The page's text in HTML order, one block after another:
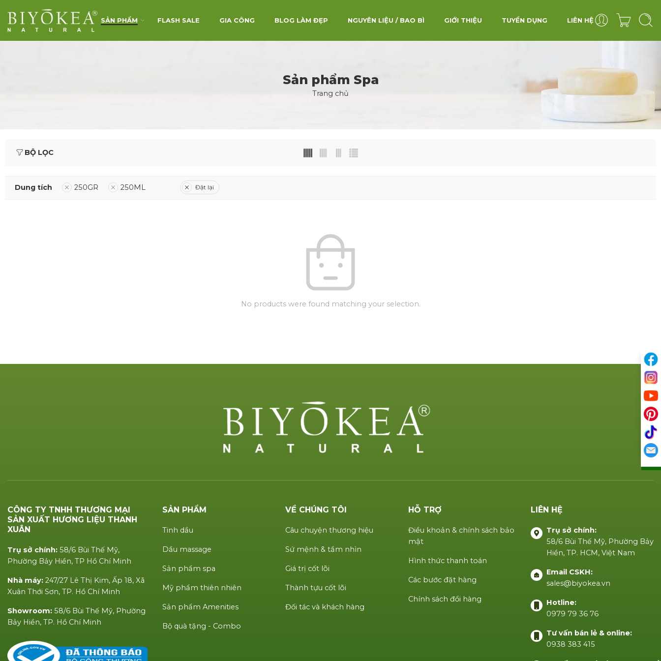
SẢN PHẨM FLASH SALE GIA CÔNG BLOG LÀM ĐẸP NGUYÊN LIỆU / BAO BÌ GIỚI THIỆU TUYỂN DỤNG LIÊN HỆ
Sản phẩm Spa
Trang chủ
BỘ LỌC
Dung tích 250GR 250ML Đặt lại
No products were found matching your selection.
CÔNG TY TNHH THƯƠNG MẠI
SẢN XUẤT HƯƠNG LIỆU THANH
XUÂN
Trụ sở chính: 58/6 Bùi Thế Mỹ,
Phường Bảy Hiền, TP Hồ Chí Minh
Nhà máy: 247/27 Lê Thị Kim, Ấp 18, Xã
Xuân Thới Sơn, TP. Hồ Chí Minh
Showroom: 58/6 Bùi Thế Mỹ, Phường
Bảy Hiền, TP. Hồ Chí Minh
SẢN PHẨM
Tinh dầu
Dầu massage
Sản phẩm spa
Mỹ phẩm thiên nhiên
Sản phẩm Amenities
Bộ quà tặng - Combo
VỀ CHÚNG TÔI
Câu chuyện thương hiệu
Sứ mệnh & tầm nhìn
Giá trị cốt lõi
Thành tựu cốt lõi
Đối tác và khách hàng
HỖ TRỢ
Điều khoản & chính sách bảo
mật
Hình thức thanh toán
Các bước đặt hàng
Chính sách đổi hàng
LIÊN HỆ
Trụ sở chính:
58/6 Bùi Thế Mỹ, Phường Bảy
Hiền, TP. HCM, Việt Nam
Email CSKH:
sales@biyokea.vn
Hotline:
0979 79 36 76
Tư vấn bán lẻ & online:
0938 383 415